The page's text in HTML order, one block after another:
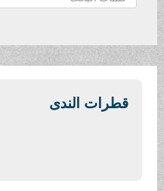
ح
ث
قطرات الندى